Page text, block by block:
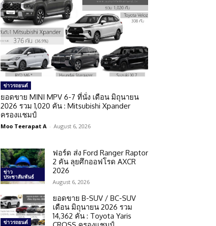
ข่าวรถยนต์
ยอดขาย MINI MPV 6-7 ที่นั่ง เดือน มิถุนายน
2026 รวม 1,020 คัน : Mitsubishi Xpander
ครองแชมป์
Moo Teerapat A - August 6, 2026
ข่าว
ประชาสัมพันธ์
ฟอร์ด ส่ง Ford Ranger Raptor
2 คัน ลุยศึกออฟโรด AXCR
2026
August 6, 2026
ข่าวรถยนต์
ยอดขาย B-SUV / BC-SUV
เดือน มิถุนายน 2026 รวม
14,362 คัน : Toyota Yaris